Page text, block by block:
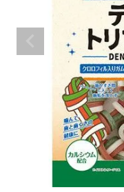
ご利用案内
ACCOUNT MENU
ようこそ ゲスト 様
ログイン